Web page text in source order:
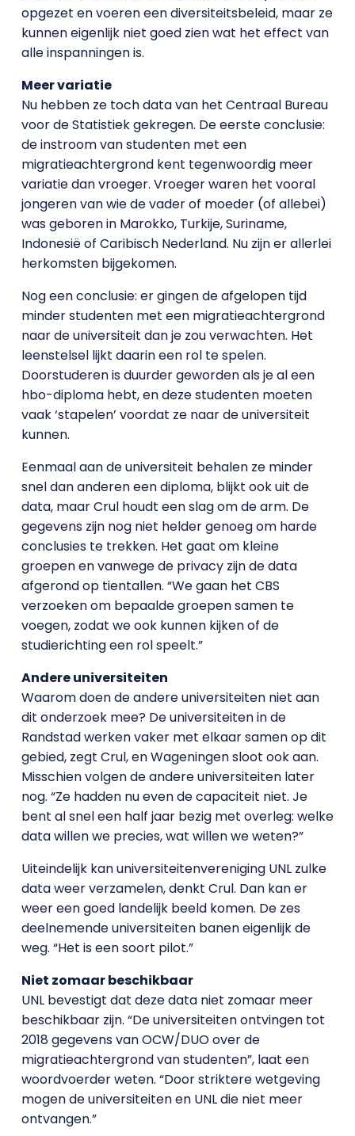
opgezet en voeren een diversiteitsbeleid, maar ze
kunnen eigenlijk niet goed zien wat het effect van
alle inspanningen is.
Meer variatie
Nu hebben ze toch data van het Centraal Bureau
voor de Statistiek gekregen. De eerste conclusie:
de instroom van studenten met een
migratieachtergrond kent tegenwoordig meer
variatie dan vroeger. Vroeger waren het vooral
jongeren van wie de vader of moeder (of allebei)
was geboren in Marokko, Turkije, Suriname,
Indonesië of Caribisch Nederland. Nu zijn er allerlei
herkomsten bijgekomen.
Nog een conclusie: er gingen de afgelopen tijd
minder studenten met een migratieachtergrond
naar de universiteit dan je zou verwachten. Het
leenstelsel lijkt daarin een rol te spelen.
Doorstuderen is duurder geworden als je al een
hbo-diploma hebt, en deze studenten moeten
vaak ‘stapelen’ voordat ze naar de universiteit
kunnen.
Eenmaal aan de universiteit behalen ze minder
snel dan anderen een diploma, blijkt ook uit de
data, maar Crul houdt een slag om de arm. De
gegevens zijn nog niet helder genoeg om harde
conclusies te trekken. Het gaat om kleine
groepen en vanwege de privacy zijn de data
afgerond op tientallen. “We gaan het CBS
verzoeken om bepaalde groepen samen te
voegen, zodat we ook kunnen kijken of de
studierichting een rol speelt.”
Andere universiteiten
Waarom doen de andere universiteiten niet aan
dit onderzoek mee? De universiteiten in de
Randstad werken vaker met elkaar samen op dit
gebied, zegt Crul, en Wageningen sloot ook aan.
Misschien volgen de andere universiteiten later
nog. “Ze hadden nu even de capaciteit niet. Je
bent al snel een half jaar bezig met overleg: welke
data willen we precies, wat willen we weten?”
Uiteindelijk kan universiteitenvereniging UNL zulke
data weer verzamelen, denkt Crul. Dan kan er
weer een goed landelijk beeld komen. De zes
deelnemende universiteiten banen eigenlijk de
weg. “Het is een soort pilot.”
Niet zomaar beschikbaar
UNL bevestigt dat deze data niet zomaar meer
beschikbaar zijn. “De universiteiten ontvingen tot
2018 gegevens van OCW/DUO over de
migratieachtergrond van studenten”, laat een
woordvoerder weten. “Door striktere wetgeving
mogen de universiteiten en UNL die niet meer
ontvangen.”